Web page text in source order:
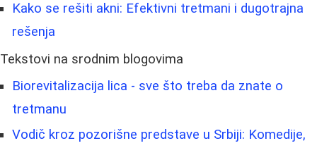
Kako se rešiti akni: Efektivni tretmani i dugotrajna
rešenja
Tekstovi na srodnim blogovima
Biorevitalizacija lica - sve što treba da znate o
tretmanu
Vodič kroz pozorišne predstave u Srbiji: Komedije,